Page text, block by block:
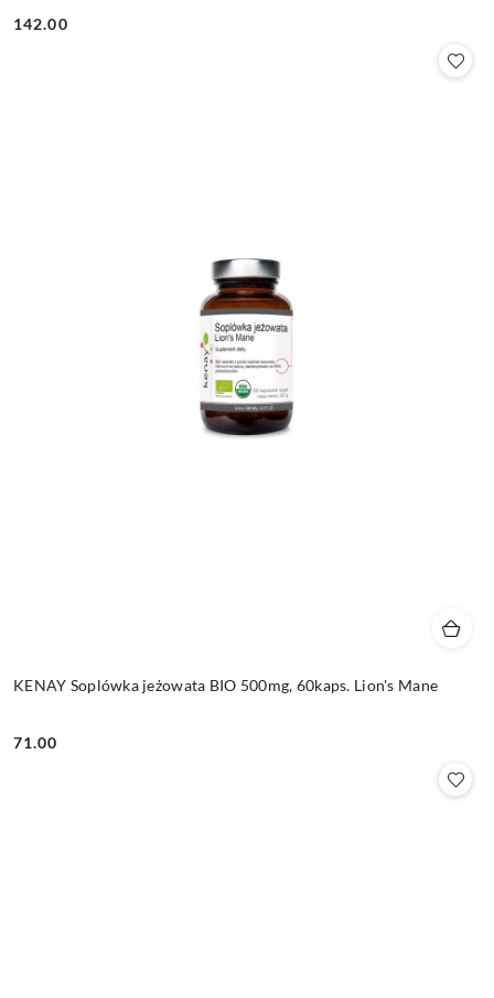
Cena:
142.00
KENAY Soplówka jeżowata BIO 500mg, 60kaps. Lion's Mane
Cena:
71.00